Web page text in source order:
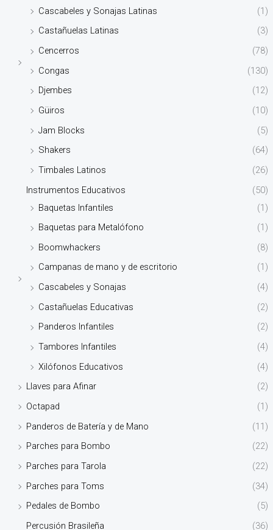
Cascabeles y Sonajas Latinas
(1)
Castañuelas Latinas
(3)
Cencerros
(78)
Congas
(130)
Djembes
(12)
Güiros
(10)
Jam Blocks
(5)
Shakers
(64)
Timbales Latinos
(26)
Instrumentos Educativos
(50)
Baquetas Infantiles
(1)
Baquetas para Metalófono
(1)
Boomwhackers
(8)
Campanas de mano y de escritorio
(1)
Cascabeles y Sonajas
(4)
Castañuelas Educativas
(2)
Panderos Infantiles
(2)
Tambores Infantiles
(4)
Xilófonos Educativos
(4)
Llaves para Afinar
(2)
Octapad
(1)
Panderos de Batería y de Mano
(11)
Parches para Bombo
(22)
Parches para Tarola
(22)
Parches para Toms
(34)
Pedales de Bombo
(5)
Percusión Brasileña
(36)